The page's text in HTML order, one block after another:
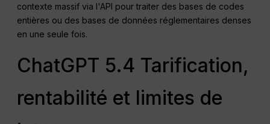
contexte massif via l'API pour traiter des bases de codes
entières ou des bases de données réglementaires denses
en une seule fois.
ChatGPT 5.4 Tarification,
rentabilité et limites de